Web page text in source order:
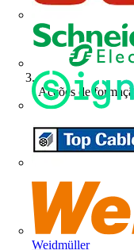
Weidmüller
Acções de